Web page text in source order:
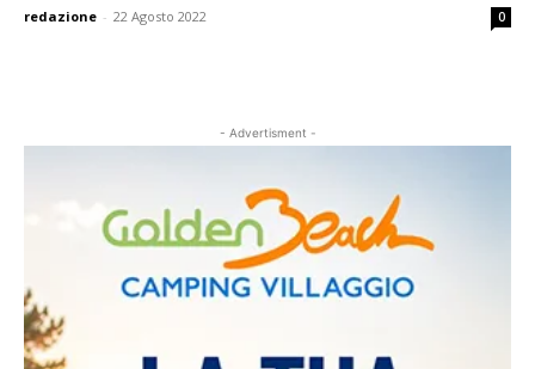
redazione - 22 Agosto 2022 0
- Advertisment -